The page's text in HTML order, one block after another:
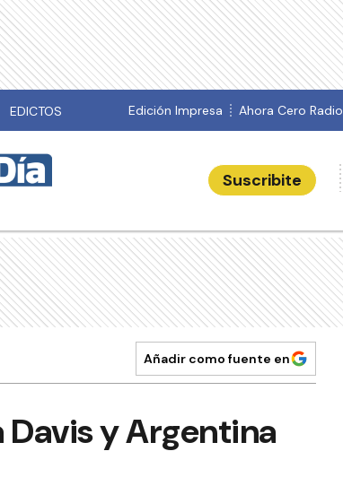
EDICTOS Edición Impresa Ahora Cero Radio
Suscribite
Añadir como fuente en
Davis y Argentina